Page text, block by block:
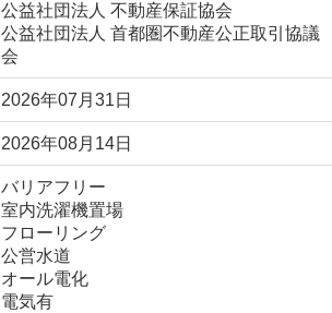
公益社団法人 不動産保証協会
公益社団法人 首都圏不動産公正取引協議
会
2026年07月31日
2026年08月14日
バリアフリー
室内洗濯機置場
フローリング
公営水道
オール電化
電気有